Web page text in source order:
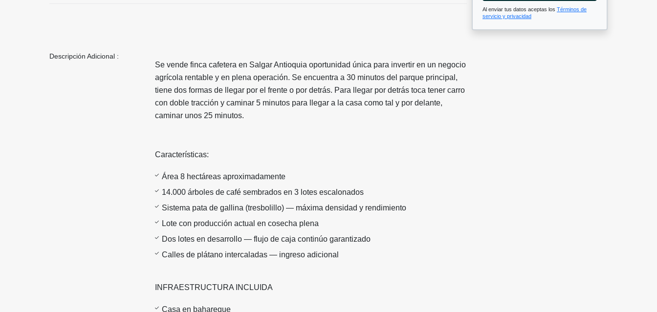
Descripción Adicional :
Se vende finca cafetera en Salgar Antioquia oportunidad única para invertir en un negocio
agrícola rentable y en plena operación. Se encuentra a 30 minutos del parque principal,
tiene dos formas de llegar por el frente o por detrás. Para llegar por detrás toca tener carro
con doble tracción y caminar 5 minutos para llegar a la casa como tal y por delante,
caminar unos 25 minutos.
Características:
Área 8 hectáreas aproximadamente
14.000 árboles de café sembrados en 3 lotes escalonados
Sistema pata de gallina (tresbolillo) — máxima densidad y rendimiento
Lote con producción actual en cosecha plena
Dos lotes en desarrollo — flujo de caja continúo garantizado
Calles de plátano intercaladas — ingreso adicional
INFRAESTRUCTURA INCLUIDA
Casa en bahareque
Al enviar tus datos aceptas los Términos de
servicio y privacidad